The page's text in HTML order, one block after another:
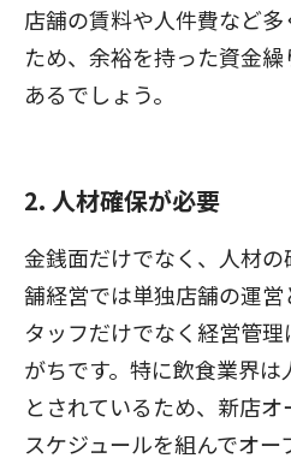
店舗の賃料や人件費など
ため、余裕を持った資金
あるでしょう。
2. 人材確保が必要
金銭面だけでなく、人材
舗経営では単独店舗の運
タッフだけでなく経営管
がちです。特に飲食業界
とされているため、新店
スケジュールを組んでオ